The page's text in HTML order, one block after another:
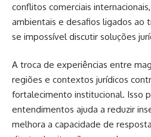
conflitos comerciais
ambientais e desafios ligados ao
se impossível discutir soluções
A troca de experiências entre
regiões e contextos jurídicos
fortalecimento institucional. Isso
entendimentos ajuda a reduzir
melhora a capacidade de